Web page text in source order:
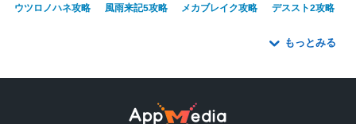
ウツロノハネ攻略 風雨来記5攻略 メカブレイク攻略 デススト2攻略
もっとみる